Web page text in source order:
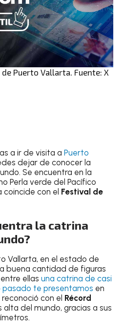
Puerto Vallarta. Fuente: X
a ir de visita aPuerto
dejar de conocer la
Se encuentra en la
Perla verde del Pacífico
coincide con el Festival de
la catrina
Vallarta, en el estado de
buena cantidad de figuras
ellas una catrina de casi
pasado te presentamos en
reconoció con el Récord
alta del mundo, gracias a sus